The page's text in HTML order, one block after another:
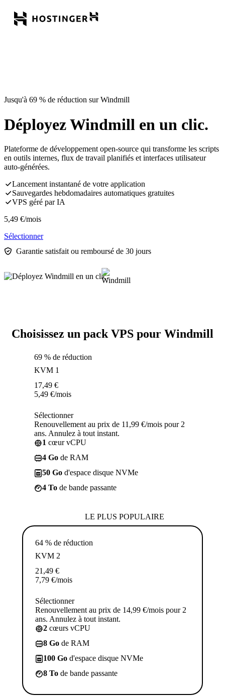
Jusqu'à 69 % de réduction sur Windmill
Déployez Windmill en un clic.
Plateforme de développement open-source qui transforme les scripts
en outils internes, flux de travail planifiés et interfaces utilisateur
auto-générées.
Lancement instantané de votre application
Sauvegardes hebdomadaires automatiques gratuites
VPS géré par IA
5,49 €/mois
Sélectionner
Garantie satisfait ou remboursé de 30 jours
Choisissez un pack VPS pour Windmill
69 % de réduction
KVM 1
17,49 €
5,49 €/mois
Sélectionner
Renouvellement au prix de 11,99 €/mois pour 2
ans. Annulez à tout instant.
1 cœur vCPU
4 Go de RAM
50 Go d'espace disque NVMe
4 To de bande passante
LE PLUS POPULAIRE
64 % de réduction
KVM 2
21,49 €
7,79 €/mois
Sélectionner
Renouvellement au prix de 14,99 €/mois pour 2
ans. Annulez à tout instant.
2 cœurs vCPU
8 Go de RAM
100 Go d'espace disque NVMe
8 To de bande passante